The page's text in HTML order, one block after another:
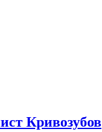
Кривозубов